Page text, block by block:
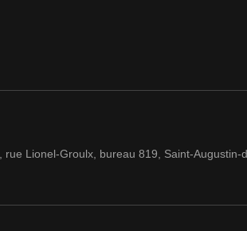
rue Lionel-Groulx, bureau 819, Saint-Augustin-